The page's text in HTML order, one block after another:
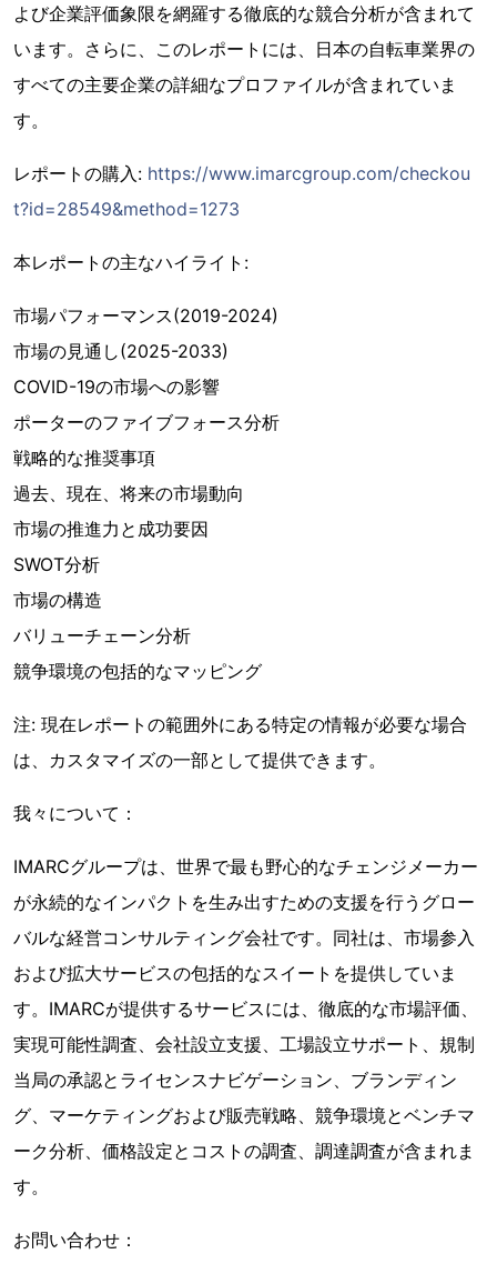
よび企業評価象限を網羅する徹底的な競合分析が含まれて
います。さらに、このレポートには、日本の自転車業界の
すべての主要企業の詳細なプロファイルが含まれていま
す。
レポートの購入: https://www.imarcgroup.com/checkou
t?id=28549&method=1273
本レポートの主なハイライト:
市場パフォーマンス(2019-2024)
市場の見通し(2025-2033)
COVID-19の市場への影響
ポーターのファイブフォース分析
戦略的な推奨事項
過去、現在、将来の市場動向
市場の推進力と成功要因
SWOT分析
市場の構造
バリューチェーン分析
競争環境の包括的なマッピング
注: 現在レポートの範囲外にある特定の情報が必要な場合
は、カスタマイズの一部として提供できます。
我々について：
IMARCグループは、世界で最も野心的なチェンジメーカー
が永続的なインパクトを生み出すための支援を行うグロー
バルな経営コンサルティング会社です。同社は、市場参入
および拡大サービスの包括的なスイートを提供していま
す。IMARCが提供するサービスには、徹底的な市場評価、
実現可能性調査、会社設立支援、工場設立サポート、規制
当局の承認とライセンスナビゲーション、ブランディン
グ、マーケティングおよび販売戦略、競争環境とベンチマ
ーク分析、価格設定とコストの調査、調達調査が含まれま
す。
お問い合わせ：